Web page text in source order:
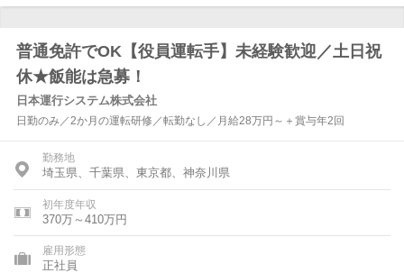
普通免許でOK【役員運転手】未経験歓迎／土日祝
休★飯能は急募！
日本運行システム株式会社
日勤のみ／2か月の運転研修／転勤なし／月給28万円～＋賞与年2回
勤務地
埼玉県、千葉県、東京都、神奈川県
初年度年収
370万～410万円
雇用形態
正社員